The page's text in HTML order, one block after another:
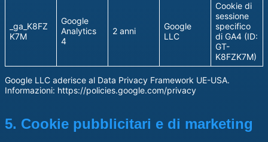
_ga_K8FZ
K7M
Google
Analytics
4
2 anni
Google
LLC
Cookie di
sessione
specifico
di GA4 (ID:
GT-
K8FZK7M)
Google LLC aderisce al Data Privacy Framework UE-USA.
Informazioni: https://policies.google.com/privacy
5. Cookie pubblicitari e di marketing